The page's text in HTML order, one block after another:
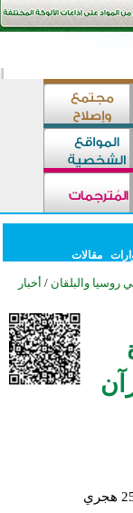
مقالات
روسيا والبلقان / أخبار